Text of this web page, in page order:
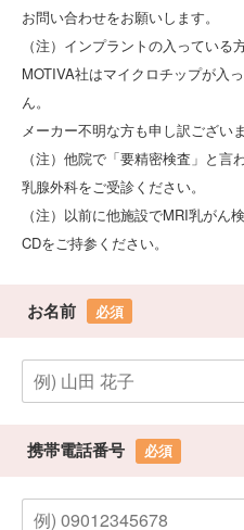
お問い合わせをお願いします。
（注）インプラントの入っている
MOTIVA社はマイクロチップが入
ん。
メーカー不明な方も申し訳ござい
（注）他院で「要精密検査」と言
乳腺外科をご受診ください。
（注）以前に他施設でMRI乳がん
CDをご持参ください。
お名前 必須
携帯電話番号 必須